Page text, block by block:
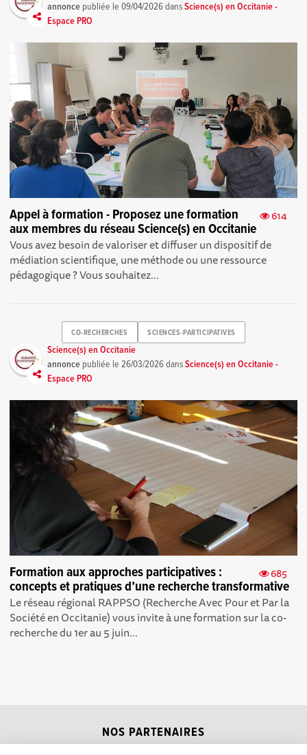
annonce publiée le09/04/2026dansScience(s) en Occitanie -
Espace PRO
614
Appel à formation - Proposez une formation
aux membres du réseau Science(s) en Occitanie
Vous avez besoin de valoriser et diffuser un dispositif de
médiation scientifique, une méthode ou une ressource
pédagogique ? Vous souhaitez...
CO-RECHERCHES SCIENCES-PARTICIPATIVES
Science(s) en Occitanie
annonce publiée le26/03/2026dansScience(s) en Occitanie -
Espace PRO
685
Formation aux approches participatives :
concepts et pratiques d’une recherche transformative
Le réseau régional RAPPSO (Recherche Avec Pour et Par la
Société en Occitanie) vous invite à une formation sur la co-
recherche du 1er au 5 juin...
NOS PARTENAIRES